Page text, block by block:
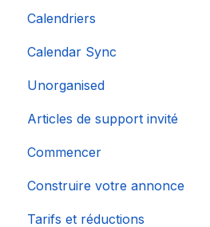
Calendriers
Calendar Sync
Importation de calendriers
Unorganised
Articles de support invité
Commencer
Construire votre annonce
Tarifs et réductions